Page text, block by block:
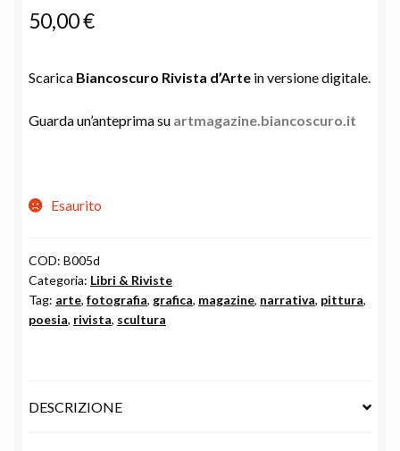
50,00€
Scarica Biancoscuro Rivista d’Arte in versione digitale.
Guarda un’anteprima su artmagazine.biancoscuro.it
Esaurito
COD: B005d
Categoria: Libri & Riviste
Tag: arte, fotografia, grafica, magazine, narrativa, pittura,
poesia, rivista, scultura
DESCRIZIONE